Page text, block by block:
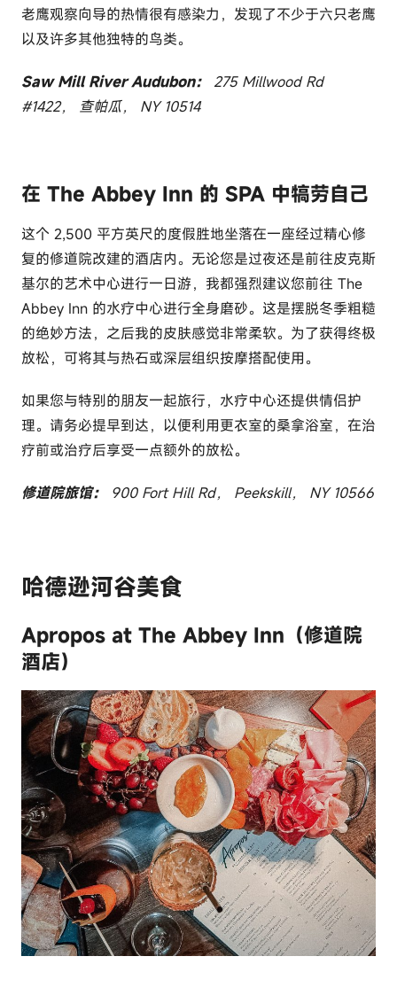
老鹰观察向导的热情很有感染力，发现了不少于六只老鹰
以及许多其他独特的鸟类。
Saw Mill River Audubon： 275 Millwood Rd
#1422， 查帕瓜， NY 10514
在 The Abbey Inn 的 SPA 中犒劳自己
这个 2,500 平方英尺的度假胜地坐落在一座经过精心修
复的修道院改建的酒店内。无论您是过夜还是前往皮克斯
基尔的艺术中心进行一日游，我都强烈建议您前往 The
Abbey Inn 的水疗中心进行全身磨砂。这是摆脱冬季粗糙
的绝妙方法，之后我的皮肤感觉非常柔软。为了获得终极
放松，可将其与热石或深层组织按摩搭配使用。
如果您与特别的朋友一起旅行，水疗中心还提供情侣护
理。请务必提早到达，以便利用更衣室的桑拿浴室，在治
疗前或治疗后享受一点额外的放松。
修道院旅馆： 900 Fort Hill Rd， Peekskill， NY 10566
哈德逊河谷美食
Apropos at The Abbey Inn（修道院
酒店）